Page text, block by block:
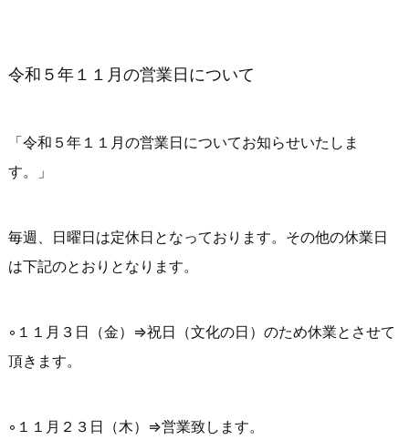
令和５年１１月の営業日について
「令和５年１１月の営業日についてお知らせいたしま
す。」
毎週、日曜日は定休日となっております。その他の休業日
は下記のとおりとなります。
◦１１月３日（金）⇒祝日（文化の日）のため休業とさせて
頂きます。
◦１１月２３日（木）⇒営業致します。